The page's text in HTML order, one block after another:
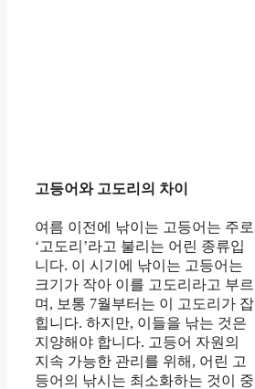
고등어와 고도리의 차이
여름 이전에 낚이는 고등어는 주로
‘고도리’라고 불리는 어린 종류입
니다. 이 시기에 낚이는 고등어는
크기가 작아 이를 고도리라고 부르
며, 보통 7월부터는 이 고도리가 잡
힙니다. 하지만, 이들을 낚는 것은
지양해야 합니다. 고등어 자원의
지속 가능한 관리를 위해, 어린 고
등어의 낚시는 최소화하는 것이 중